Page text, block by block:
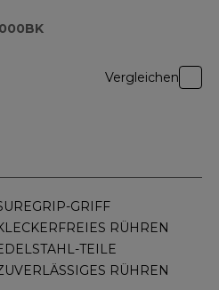
Vergleichen
GRIFF
RÜHREN
TEILE
RÜHREN